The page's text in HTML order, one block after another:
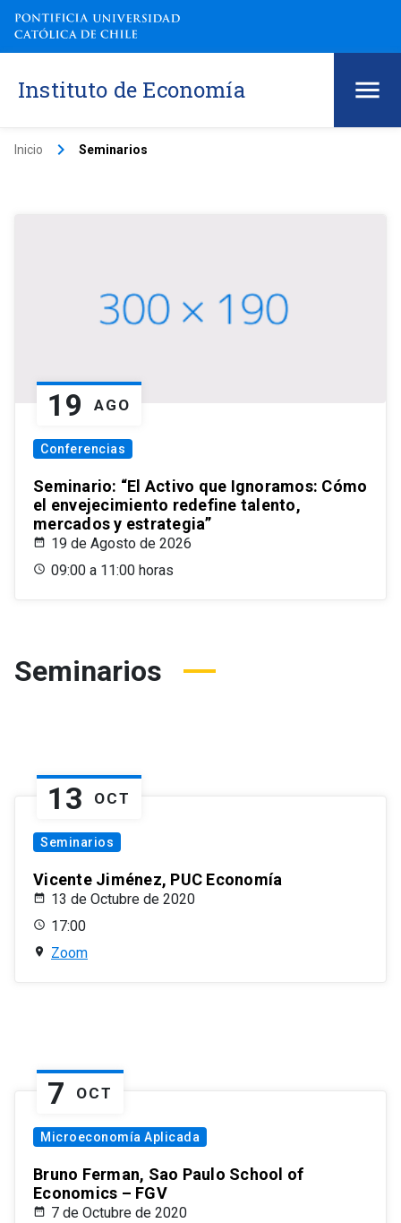
Instituto de Economía
Inicio keyboard_arrow_right Seminarios
19 AGO
Conferencias
Seminario: “El Activo que Ignoramos: Cómo
el envejecimiento redefine talento,
mercados y estrategia”
19 de Agosto de 2026
09:00 a 11:00 horas
Seminarios
13 OCT
Seminarios
Vicente Jiménez, PUC Economía
13 de Octubre de 2020
17:00
Zoom
7 OCT
Microeconomía Aplicada
Bruno Ferman, Sao Paulo School of
Economics – FGV
7 de Octubre de 2020